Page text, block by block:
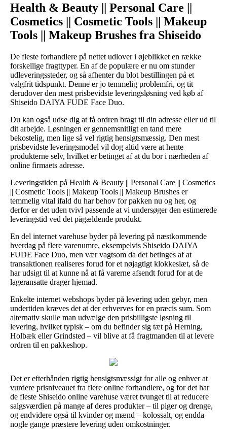
Health & Beauty || Personal Care ||
Cosmetics || Cosmetic Tools || Makeup
Tools || Makeup Brushes fra Shiseido
De fleste forhandlere på nettet udlover i øjeblikket en række
forskellige fragttyper. En af de populære er nu om stunder
udleveringssteder, og så afhenter du blot bestillingen på et
valgfrit tidspunkt. Denne er jo temmelig problemfri, og tit
derudover den mest prisbevidste leveringsløsning ved køb af
Shiseido DAIYA FUDE Face Duo.
Du kan også udse dig at få ordren bragt til din adresse eller ud til
dit arbejde. Løsningen er gennemsnitligt en tand mere
bekostelig, men lige så vel rigtig hensigtsmæssig. Den mest
prisbevidste leveringsmodel vil dog altid være at hente
produkterne selv, hvilket er betinget af at du bor i nærheden af
online firmaets adresse.
Leveringstiden på Health & Beauty || Personal Care || Cosmetics
|| Cosmetic Tools || Makeup Tools || Makeup Brushes er
temmelig vital ifald du har behov for pakken nu og her, og
derfor er det uden tvivl passende at vi undersøger den estimerede
leveringstid ved det pågældende produkt.
En del internet varehuse byder på levering på næstkommende
hverdag på flere varenumre, eksempelvis Shiseido DAIYA
FUDE Face Duo, men vær vagtsom da det betinges af at
transaktionen realiseres forud for et nøjagtigt klokkeslæt, så de
har udsigt til at kunne nå at få varerne afsendt forud for at de
lageransatte drager hjemad.
Enkelte internet webshops byder på levering uden gebyr, men
undertiden kræves det at der erhverves for en præcis sum. Som
alternativ skulle man udvælge den prisbilligste løsning til
levering, hvilket typisk – om du befinder sig tæt på Herning,
Holbæk eller Grindsted – vil blive at få fragtmanden til at levere
ordren til en pakkeshop.
Det er efterhånden rigtig hensigtsmæssigt for alle og enhver at
vurdere prisniveauet fra flere online forhandlere, og for det har
de fleste Shiseido online varehuse været tvunget til at reducere
salgsværdien på mange af deres produkter – til piger og drenge,
og endvidere også til kvinder og mænd – kolossalt, og endda
nogle gange præstere levering uden omkostninger.